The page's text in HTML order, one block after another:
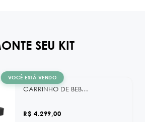
SEU KIT
VOCÊ ESTÁ VENDO
CARRINHO DE BEBE MODENA 4 EM 1 - CARRINHO+MOISES+BEBE CONF.+BOLSA - BLACK KB
R$ 4.299,00